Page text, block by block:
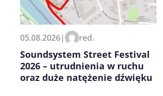
Zapamiętaj
kolejnych
05.08.2026| red.
Soundsystem Street Festival
2026 – utrudnienia w ruchu
oraz duże natężenie dźwięku